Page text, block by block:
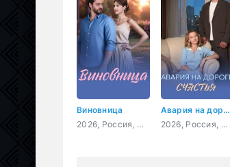
Виновница
2026, Россия, мелодрама
Авария на дороге счастья
2026, Россия, мелодрама